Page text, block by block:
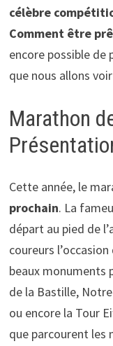
célèbre
Comment être
encore possible de
que nous allons
Marathon
Cette année, le
prochain. La
départ au pied de
coureurs
beaux monuments
de la Bastille,
ou encore la Tour
que parcourent les